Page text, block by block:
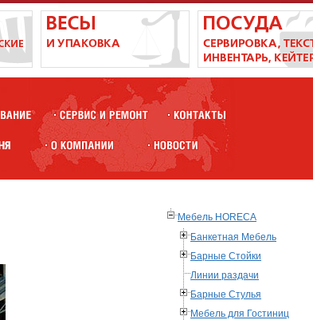
Мебель HORECA
Банкетная Мебель
Барные Стойки
Линии раздачи
Барные Стулья
Мебель для Гостиниц